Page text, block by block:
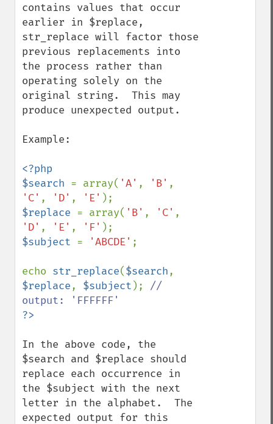
contains values that occur
earlier in $replace,
str_replace will factor those
previous replacements into
the process rather than
operating solely on the
original string.  This may
produce unexpected output.
Example:
<?php
$search = array( 'A' , 'B'
'C' , 'D' , 'E'
$replace = array( 'B' , 'C'
'D' , 'E' , 'F'
$subject = 'ABCDE' ;
echo str_replace($search
$replace, $subject ); //
In the above code, the
$search and $replace should
replace each occurrence in
the $subject with the next
letter in the alphabet.  The
expected output for this